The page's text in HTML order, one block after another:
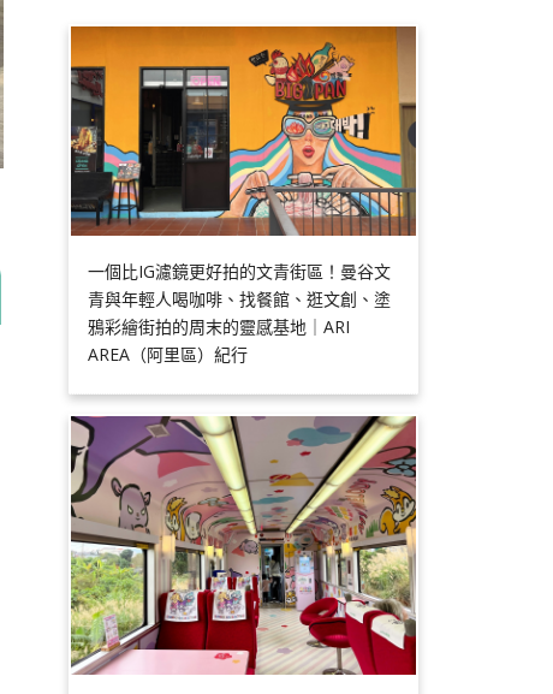
一個比IG濾鏡更好拍的文青街區！曼谷文
青與年輕人喝咖啡、找餐館、逛文創、塗
鴉彩繪街拍的周末的靈感基地｜ARI
AREA（阿里區）紀行